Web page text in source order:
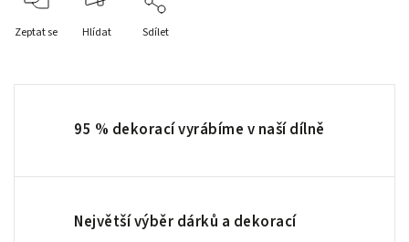
Zeptat se Hlídat Sdílet
95 % dekorací vyrábíme v naší dílně
Největší výběr dárků a dekorací